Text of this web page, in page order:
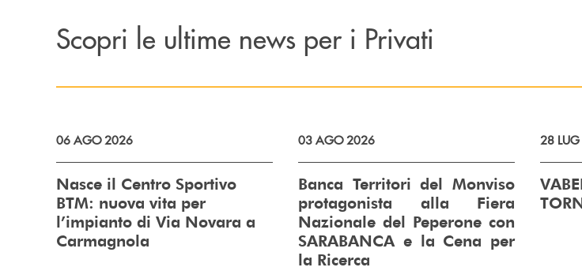
Scopri le ultime news per i Privati
06 AGO 2026
Nasce il Centro Sportivo
BTM: nuova vita per
l’impianto di Via Novara a
Carmagnola
03 AGO 2026
Banca Territori del Monviso
protagonista alla Fiera
Nazionale del Peperone con
SARABANCA e la Cena per
la Ricerca
28